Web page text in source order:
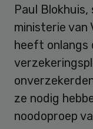
Paul
ministerie van
heeft onlangs
ze nodig
noodoproep